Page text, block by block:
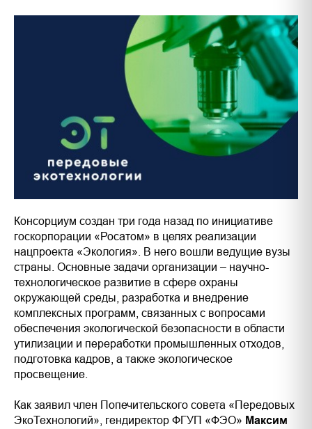
Консорциум создан три года назад по инициативе
госкорпорации «Росатом» в целях реализации
нацпроекта «Экология». В него вошли ведущие вузы
страны. Основные задачи организации – научно-
технологическое развитие в сфере охраны
окружающей среды, разработка и внедрение
комплексных программ, связанных с вопросами
обеспечения экологической безопасности в области
утилизации и переработки промышленных отходов,
подготовка кадров, а также экологическое
просвещение.
Как заявил член Попечительского совета «Передовых
ЭкоТехнологий», гендиректор ФГУП «ФЭО» Максим